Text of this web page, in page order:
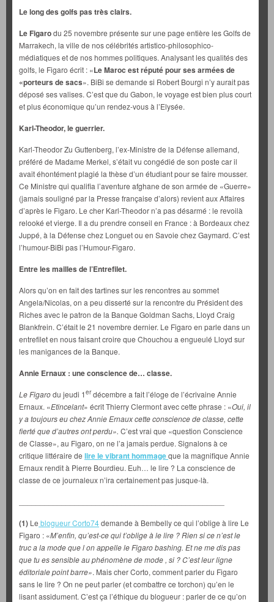
Le long des golfs pas très clairs.
Le Figarodu 25 novembre présente sur une page entière les Golfs de
Marrakech, la ville de nos célébrités artistico-philosophico-
médiatiques et de nos hommes politiques. Analysant les qualités des
golfs, le Figaro écrit : «Le Maroc est réputé pour ses armées de
«porteurs de sacs». BiBi se demande si Robert Bourgi n’y aurait pas
déposé ses valises. C’est que du Gabon, le voyage est bien plus court
et plus économique qu’un rendez-vous à l’Elysée.
Karl-Theodor, le guerrier.
Karl-Theodor Zu Guttenberg, l’ex-Ministre de la Défense allemand,
préféré de Madame Merkel, s’était vu congédié de son poste car il
avait éhontément plagié la thèse d’un étudiant pour se faire mousser.
Ce Ministre qui qualifia l’aventure afghane de son armée de «Guerre»
(jamais souligné par la Presse française d’alors) revient aux Affaires
d’après le Figaro. Le cher Karl-Theodor n’a pas désarmé : le revoilà
relooké et vierge. Il a du prendre conseil en France : à Bordeaux chez
Juppé, à la Défense chez Longuet ou en Savoie chez Gaymard. C’est
l’humour-BiBi pas l’Humour-Figaro.
Entre les mailles de l’Entrefilet.
Alors qu’on en fait des tartines sur les rencontres au sommet
Angela/Nicolas, on a peu disserté sur la rencontre du Président des
Riches avec le patron de la Banque Goldman Sachs, Lloyd Craig
Blankfrein. C’était le 21 novembre dernier. Le Figaro en parle dans un
entrefilet en nous faisant croire que Chouchou a engueulé Lloyd sur
les manigances de la Banque.
Annie Ernaux : une conscience de… classe.
Le Figarodu jeudi 1erdécembre a fait l’éloge de l’écrivaine Annie
Ernaux. «Etincelant» écrit Thierry Clermont avec cette phrase : «Oui, il
y a toujours eu chez Annie Ernaux cette conscience de classe, cette
fierté que d’autres ont perdu». C’est vrai que «question Conscience
de Classe», au Figaro, on ne l’a jamais perdue. Signalons à ce
critique littéraire de lire le vibrant hommageque la magnifique Annie
Ernaux rendit à Pierre Bourdieu. Euh… le lire ? La conscience de
classe de ce journaleux n’ira certainement pas jusque-là.
(1) Le blogueur Corto74demande à Bembelly ce qui l’oblige à lire Le
Figaro : «M’enfin, qu’est-ce qui t’oblige à le lire ? Rien si ce n’est le
truc a la mode que l on appelle le Figaro bashing. Et ne me dis pas
que tu es sensible au phénomène de mode , si ? C’est leur ligne
éditoriale point barre». Mais cher Corto, comment parler du Figaro
sans le lire ? On ne peut parler (et combattre ce torchon) qu’en le
lisant assidument. C’est ça l’éthique du blogueur : parler de ce qu’on